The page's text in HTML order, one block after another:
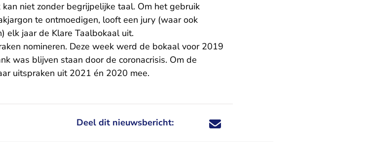
niet zonder begrijpelijke taal. Om het gebruik
te ontmoedigen, looft een jury (waar ook
elk jaar de Klare Taalbokaal uit.
nomineren. Deze week werd de bokaal voor 2019
was blijven staan door de coronacrisis. Om de
uitspraken uit 2021 én 2020 mee.
Deel dit nieuwsbericht: Deel dit nieuwsbericht via X - U verlaat
Deel dit nieuwsbericht via Facebook - U
Deel dit nieuwsbericht via e-mail
Deel dit nieuwsbericht via LinkedIn - U